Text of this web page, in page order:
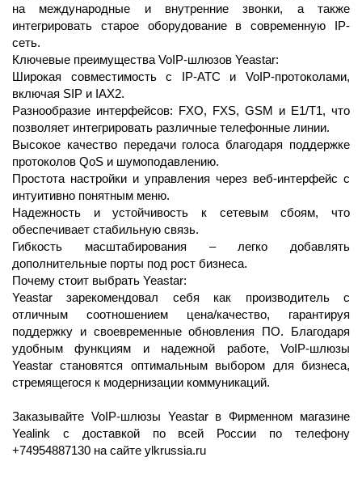
на международные и внутренние звонки, а также
интегрировать старое оборудование в современную IP-
сеть.
Ключевые преимущества VoIP-шлюзов Yeastar:
Широкая совместимость с IP-АТС и VoIP-протоколами,
включая SIP и IAX2.
Разнообразие интерфейсов: FXO, FXS, GSM и E1/T1, что
позволяет интегрировать различные телефонные линии.
Высокое качество передачи голоса благодаря поддержке
протоколов QoS и шумоподавлению.
Простота настройки и управления через веб-интерфейс с
интуитивно понятным меню.
Надежность и устойчивость к сетевым сбоям, что
обеспечивает стабильную связь.
Гибкость масштабирования – легко добавлять
дополнительные порты под рост бизнеса.
Почему стоит выбрать Yeastar:
Yeastar зарекомендовал себя как производитель с
отличным соотношением цена/качество, гарантируя
поддержку и своевременные обновления ПО. Благодаря
удобным функциям и надежной работе, VoIP-шлюзы
Yeastar становятся оптимальным выбором для бизнеса,
стремящегося к модернизации коммуникаций.
Заказывайте VoIP-шлюзы Yeastar в Фирменном магазине
Yealink c доставкой по всей России по телефону
+74954887130 на сайте ylkrussia.ru